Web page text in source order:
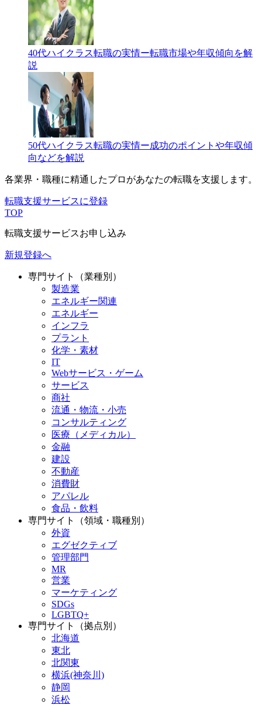
40代ハイクラス転職の実情ー転職市場や年収傾向を解
説
50代ハイクラス転職の実情ー成功のポイントや年収傾
向などを解説
各業界・職種に精通したプロがあなたの転職を支援します。
転職支援サービスに登録
TOP
転職支援サービスお申し込み
新規登録へ
専門サイト（業種別）
製造業
エネルギー関連
エネルギー
インフラ
プラント
化学・素材
IT
Webサービス・ゲーム
サービス
商社
流通・物流・小売
コンサルティング
医療（メディカル）
金融
建設
不動産
消費財
アパレル
食品・飲料
専門サイト（領域・職種別）
外資
エグゼクティブ
管理部門
MR
営業
マーケティング
SDGs
LGBTQ+
専門サイト（拠点別）
北海道
東北
北関東
横浜(神奈川)
静岡
浜松